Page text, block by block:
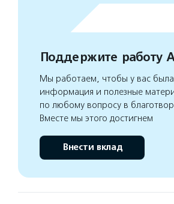
Поддержите работу
Мы работаем, чтобы у вас была
информация и полезные
по любому вопросу в
Вместе мы этого достигнем
Внести вклад